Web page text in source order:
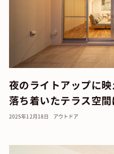
夜のライトアップに映
落ち着いたテラス空間
2025年12月18日 アウトドア